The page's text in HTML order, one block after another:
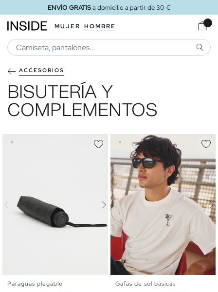
ENVÍO GRATISa domicilio a partir de 30 €
MUJER HOMBRE
ACCESORIOS
BISUTERÍA Y
COMPLEMENTOS
Paraguas plegable Gafas de sol básicas